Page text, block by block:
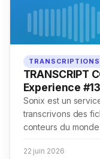
TRANSCRIPT
Experience
Sonix est un
transcrivons des
conteurs du monde
22 juin 2026